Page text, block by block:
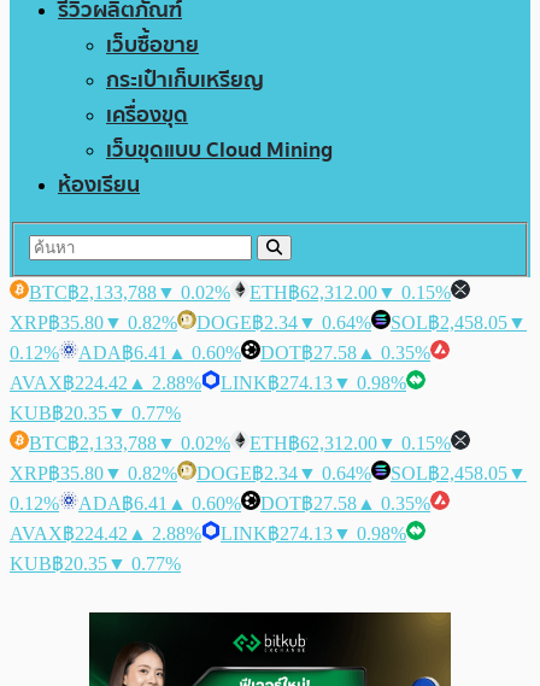
รีวิวผลิตภัณฑ์
เว็บซื้อขาย
กระเป๋าเก็บเหรียญ
เครื่องขุด
เว็บขุดแบบ Cloud Mining
ห้องเรียน
BTC฿2,133,788▼ 0.02% ETH฿62,312.00▼ 0.15%
XRP฿35.80▼ 0.82% DOGE฿2.34▼ 0.64% SOL฿2,458.05▼
0.12%
ADA฿6.41 ▲ 0.60% DOT฿27.58 ▲ 0.35%
AVAX฿224.42 ▲ 2.88% LINK฿274.13▼ 0.98%
KUB฿20.35▼ 0.77%
BTC฿2,133,788▼ 0.02% ETH฿62,312.00▼ 0.15%
XRP฿35.80▼ 0.82% DOGE฿2.34▼ 0.64% SOL฿2,458.05▼
0.12%
ADA฿6.41 ▲ 0.60% DOT฿27.58 ▲ 0.35%
AVAX฿224.42 ▲ 2.88% LINK฿274.13▼ 0.98%
KUB฿20.35▼ 0.77%